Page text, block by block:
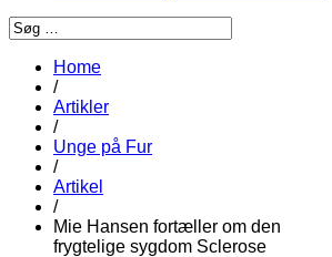
Home
/
Artikler
/
Unge på Fur
/
Artikel
/
Mie Hansen fortæller om den
frygtelige sygdom Sclerose